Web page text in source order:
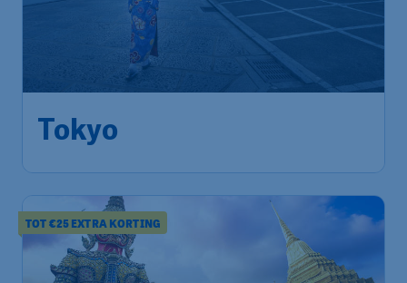
€946*
Tokyo
Heenreis:
16 nov
1u geleden gevonden
TOT €25 EXTRA KORTING